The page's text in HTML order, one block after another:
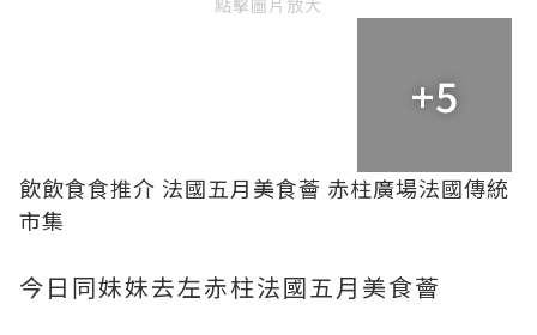
點擊圖片放大
+5
飲飲食食推介 法國五月美食薈 赤柱廣場法國傳統
市集
今日同妹妹去左赤柱法國五月美食薈